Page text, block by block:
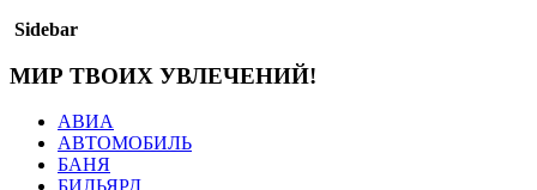
Sidebar
МИР ТВОИХ УВЛЕЧЕНИЙ!
АВИА
АВТОМОБИЛЬ
БАНЯ